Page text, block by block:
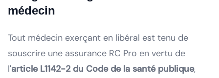
médecin
Tout médecin exerçant en libéral est tenu de
souscrire une assurance RC Pro en vertu de
l'article L1142-2 du Code de la santé publique,